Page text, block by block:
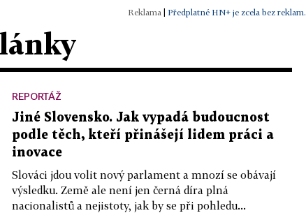
Předplatné HN+ je zcela bez reklam.
REPORTÁŽ
Jiné Slovensko. Jak vypadá budoucnost
podle těch, kteří přinášejí lidem práci a
inovace
Slováci jdou volit nový parlament a mnozí se obávají
výsledku. Země ale není jen černá díra plná
nacionalistů a nejistoty, jak by se při pohledu...